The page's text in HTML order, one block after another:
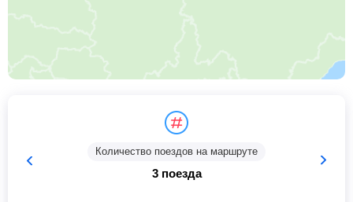
Количество поездов на маршруте
3 поезда